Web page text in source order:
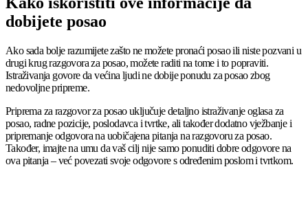
dobijete posao
Ako sada bolje razumijete zašto ne možete pronaći posao ili niste pozvani u
drugi krug razgovora za posao, možete raditi na tome i to popraviti.
Istraživanja govore da većina ljudi ne dobije ponudu za posao zbog
nedovoljne pripreme.
Priprema za razgovor za posao uključuje detaljno istraživanje oglasa za
posao, radne pozicije, poslodavca i tvrtke, ali također dodatno vježbanje i
pripremanje odgovora na uobičajena pitanja na razgovoru za posao.
Također, imajte na umu da vaš cilj nije samo ponuditi dobre odgovore na
ova pitanja – već povezati svoje odgovore s određenim poslom i tvrtkom.